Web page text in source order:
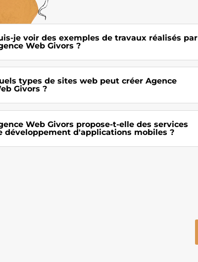
je voir des exemples de travaux réalisés par
Web Givors ?
types de sites web peut créer Agence
Givors ?
Web Givors propose-t-elle des services
développement d'applications mobiles ?